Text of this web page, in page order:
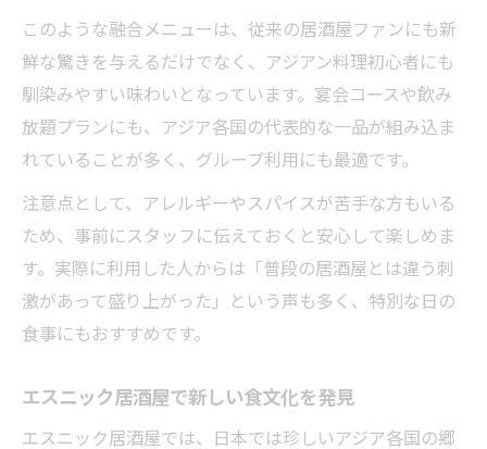
力
話題のエスニック料理も居酒屋で楽しもう
話題のエスニック料理が揃う居酒屋の魅力
居酒屋アジアンで体験できる流行グルメ特
居酒屋で味わう注目のアジアン料理ランキ
ング
今人気のエスニック料理を居酒屋で味わう
方法
コツ
このような融合メニューは、従来の居酒屋ファンにも新
鮮な驚きを与えるだけでなく、アジアン料理初心者にも
馴染みやすい味わいとなっています。宴会コースや飲み
放題プランにも、アジア各国の代表的な一品が組み込ま
れていることが多く、グループ利用にも最適です。
注意点として、アレルギーやスパイスが苦手な方もいる
ため、事前にスタッフに伝えておくと安心して楽しめま
す。実際に利用した人からは「普段の居酒屋とは違う刺
激があって盛り上がった」という声も多く、特別な日の
食事にもおすすめです。
エスニック居酒屋で新しい食文化を発見
エスニック居酒屋では、日本では珍しいアジア各国の郷